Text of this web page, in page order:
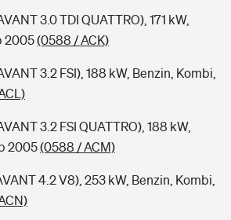
3.0 TDI QUATTRO), 171 kW,
2005(0588 / ACK)
3.2 FSI), 188 kW, Benzin, Kombi,
3.2 FSI QUATTRO), 188 kW,
2005(0588 / ACM)
4.2 V8), 253 kW, Benzin, Kombi,